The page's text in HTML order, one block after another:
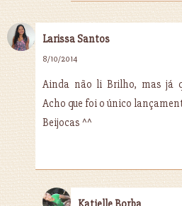
Larissa Santos
8/10/2014
Ainda não li Brilho, mas já
Acho que foi o único
Beijocas ^^